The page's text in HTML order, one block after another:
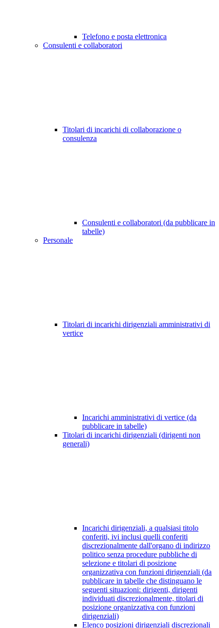
Telefono e posta elettronica
Consulenti e collaboratori
Titolari di incarichi di collaborazione o
consulenza
Consulenti e collaboratori (da pubblicare in
tabelle)
Personale
Titolari di incarichi dirigenziali amministrativi di
vertice
Incarichi amministrativi di vertice (da
pubblicare in tabelle)
Titolari di incarichi dirigenziali (dirigenti non
generali)
Incarichi dirigenziali, a qualsiasi titolo
conferiti, ivi inclusi quelli conferiti
discrezionalmente dall'organo di indirizzo
politico senza procedure pubbliche di
selezione e titolari di posizione
organizzativa con funzioni dirigenziali (da
pubblicare in tabelle che distinguano le
seguenti situazioni: dirigenti, dirigenti
individuati discrezionalmente, titolari di
posizione organizzativa con funzioni
dirigenziali)
Elenco posizioni dirigenziali discrezionali